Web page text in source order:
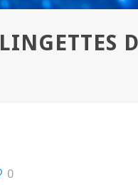
LINGETTES
0